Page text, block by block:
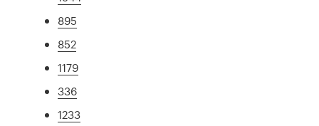
895
852
1179
336
1233